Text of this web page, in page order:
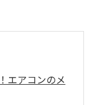
エアコンのメ